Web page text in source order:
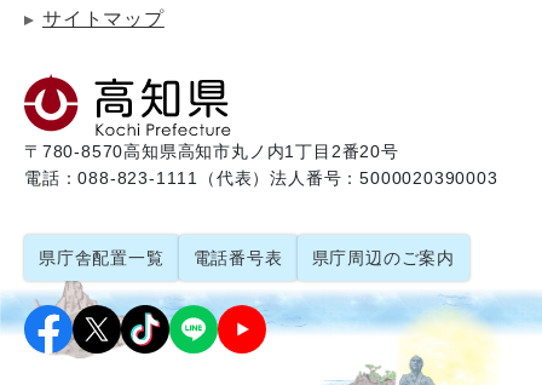
サイトマップ
〒780-8570高知県高知市丸ノ内1丁目2番20号
電話：088-823-1111（代表）法人番号：5000020390003
県庁舎配置一覧 電話番号表 県庁周辺のご案内